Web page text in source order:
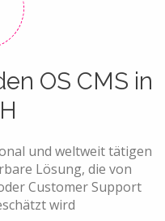
OS CMS in
und weltweit tätigen
Lösung, die von
Customer Support
wird